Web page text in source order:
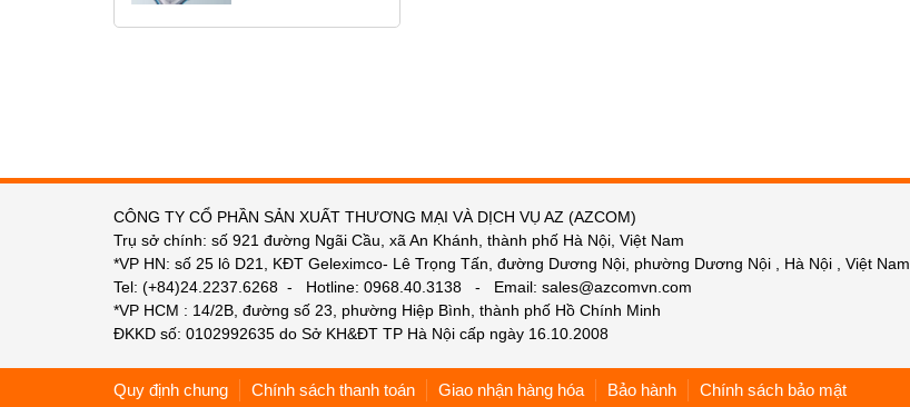
CÔNG TY CỔ PHẦN SẢN XUẤT THƯƠNG MẠI VÀ DỊCH VỤ AZ (AZCOM)
Trụ sở chính: số 921 đường Ngãi Cầu, xã An Khánh, thành phố Hà Nội, Việt Nam
*VP HN: số 25 lô D21, KĐT Geleximco- Lê Trọng Tấn, đường Dương Nội, phường Dương Nội , Hà Nội , Việt Nam
Tel: (+84)24.2237.6268 - Hotline: 0968.40.3138 - Email: sales@azcomvn.com
*VP HCM : 14/2B, đường số 23, phường Hiệp Bình, thành phố Hồ Chính Minh
ĐKKD số: 0102992635 do Sở KH&ĐT TP Hà Nội cấp ngày 16.10.2008
Quy định chung Chính sách thanh toán Giao nhận hàng hóa Bảo hành Chính sách bảo mật